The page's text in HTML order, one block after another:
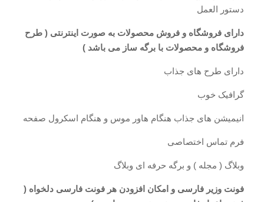
دستور العمل
دارای فروشگاه و فروش محصولات به صورت اینترنتی ( طرح
فروشگاه و محصولات با برگه ساز می باشد )
دارای طرح های جذاب
گرافیک خوب
انیمیشن های جذاب هنگام هاور موس و هنگام اسکرول صفحه
فرم تماس اختصاصی
وبلاگ ( مجله ) و برگه حرفه ای وبلاگ
فونت وزیر فارسی و امکان افزودن هر فونت فارسی دلخواه (